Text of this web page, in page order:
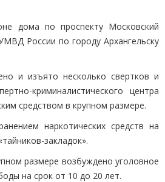
дома по проспекту Московский
России по городу Архангельску
и изъято несколько свертков и
криминалистического центра
средством в крупном размере.
наркотических средств на
закладок».
размере возбуждено уголовное
на срок от 10 до 20 лет.